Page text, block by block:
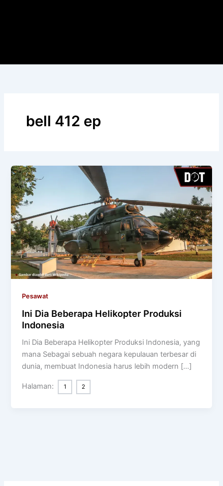
bell 412 ep
Pesawat
Ini Dia Beberapa Helikopter Produksi
Indonesia
Ini Dia Beberapa Helikopter Produksi Indonesia, yang
mana Sebagai sebuah negara kepulauan terbesar di
dunia, membuat Indonesia harus lebih modern […]
Halaman: 1 2